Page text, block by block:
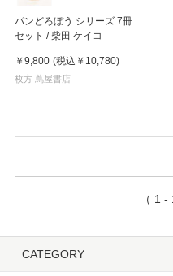
パンどろぼう シリーズ 7冊
セット / 柴田 ケイコ
￥9,800 (税込 ￥10,780)
枚方 蔦屋書店
（ 1
CATEGORY